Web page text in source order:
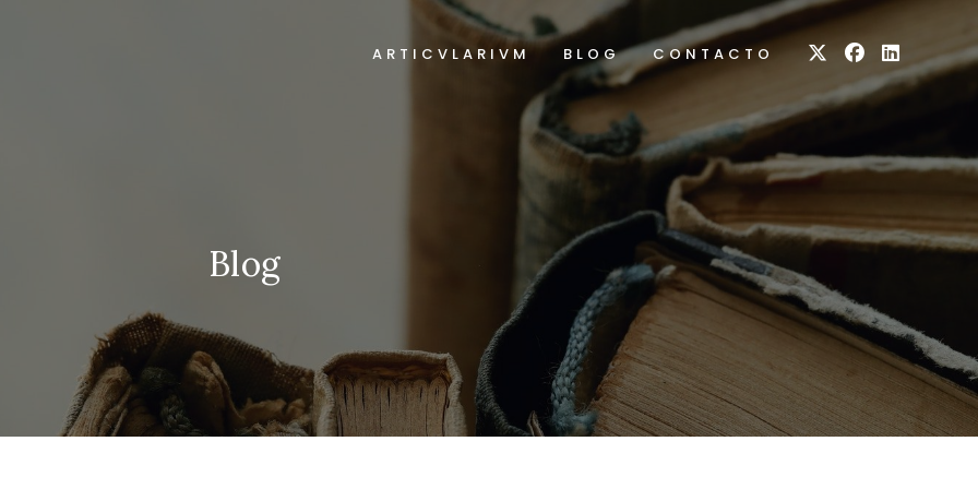
ARTICVLARIVM BLOG CONTACTO
Blog